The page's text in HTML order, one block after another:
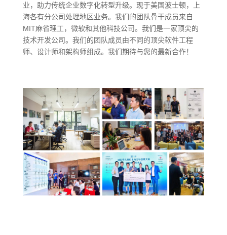
业，助力传统企业数字化转型升级。现于美国波士顿，上
海各有分公司处理地区业务。我们的团队骨干成员来自
MIT麻省理工，微软和其他科技公司。我们是一家顶尖的
技术开发公司。我们的团队成员由不同的顶尖软件工程
师、设计师和架构师组成。我们期待与您的最新合作！